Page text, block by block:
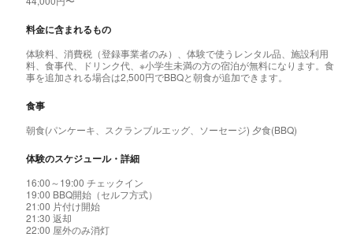
料金に含まれるもの
体験料、消費税（登録事業者のみ）、体験で使うレンタル品、施設利用
料、食事代、ドリンク代、※小学生未満の方の宿泊が無料になります。食
事を追加される場合は2,500円でBBQと朝食が追加できます。
食事
朝食(パンケーキ、スクランブルエッグ、ソーセージ) 夕食(BBQ)
体験のスケジュール・詳細
16:00～19:00 チェックイン
19:00 BBQ開始（セルフ方式）
21:00 片付け開始
21:30 返却
22:00 屋外のみ消灯